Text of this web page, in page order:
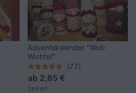
Adventskalender "Woll-
Wichtel"
(77)
ab 2,85 €
seven